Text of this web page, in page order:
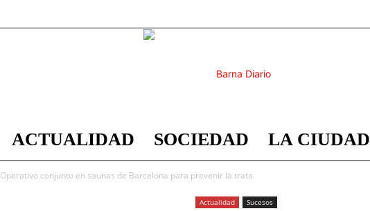
Barna
ACTUALIDAD SOCIEDAD LA CIUDAD
Operativo conjunto en saunas de Barcelona para prevenir la trata
Actualidad Sucesos